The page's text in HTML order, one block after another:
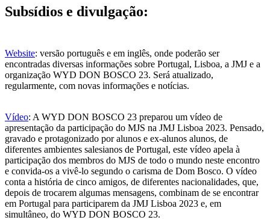
Subsídios e divulgação:
Website: versão português e em inglês, onde poderão ser
encontradas diversas informações sobre Portugal, Lisboa, a JMJ e a
organização WYD DON BOSCO 23. Será atualizado,
regularmente, com novas informações e notícias.
Vídeo: A WYD DON BOSCO 23 preparou um vídeo de
apresentação da participação do MJS na JMJ Lisboa 2023. Pensado,
gravado e protagonizado por alunos e ex-alunos alunos, de
diferentes ambientes salesianos de Portugal, este vídeo apela à
participação dos membros do MJS de todo o mundo neste encontro
e convida-os a vivê-lo segundo o carisma de Dom Bosco. O vídeo
conta a história de cinco amigos, de diferentes nacionalidades, que,
depois de trocarem algumas mensagens, combinam de se encontrar
em Portugal para participarem da JMJ Lisboa 2023 e, em
simultâneo, do WYD DON BOSCO 23.